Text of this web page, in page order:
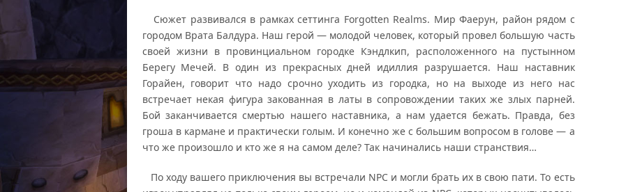
Сюжет развивался в рамках сеттинга Forgotten Realms. Мир Фаерун, район рядом с
городом Врата Балдура. Наш герой — молодой человек, который провел большую часть
своей жизни в провинциальном городке Кэндлкип, расположенного на пустынном
Берегу Мечей. В один из прекрасных дней идиллия разрушается. Наш наставник
Горайен, говорит что надо срочно уходить из городка, но на выходе из него нас
встречает некая фигура закованная в латы в сопровождении таких же злых парней.
Бой заканчивается смертью нашего наставника, а нам удается бежать. Правда, без
гроша в кармане и практически голым. И конечно же с большим вопросом в голове — а
что же произошло и кто же я на самом деле? Так начинались наши странствия…
По ходу вашего приключения вы встречали NPC и могли брать их в свою пати. То есть